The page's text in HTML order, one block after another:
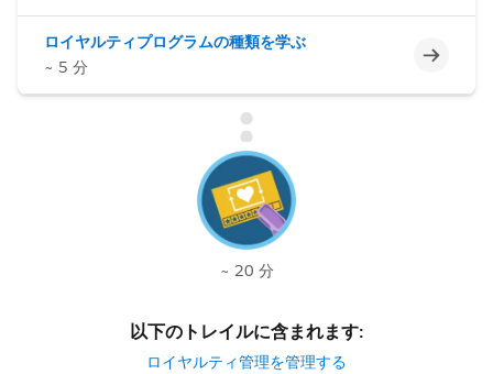
ロイヤルティプログラムの種類を学ぶ
~ 5 分
未完了
~ 20 分
以下のトレイルに含まれます:
ロイヤルティ管理を管理する